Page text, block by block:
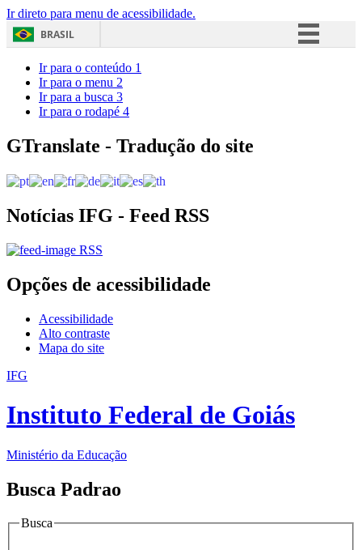
Ir direto para menu de acessibilidade.
BRASIL
Acesso à informação
Ir para o conteúdo 1
Ir para o menu 2
Ir para a busca 3
Ir para o rodapé 4
GTranslate - Tradução do site
Notícias IFG - Feed RSS
RSS
Opções de acessibilidade
Acessibilidade
Alto contraste
Mapa do site
IFG
Instituto Federal de Goiás
Ministério da Educação
Busca Padrao
Busca